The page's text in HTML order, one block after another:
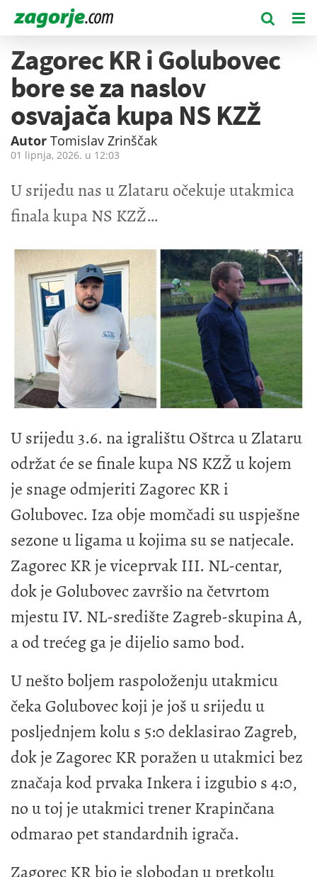
Zagorec KR i Golubovec
bore se za naslov
osvajača kupa NS KZŽ
Autor Tomislav Zrinščak
01 lipnja, 2026. u 12:03
U srijedu nas u Zlataru očekuje utakmica
finala kupa NS KZŽ
U srijedu 3.6. na igralištu Oštrca u Zlataru
održat će se finale kupa NS KZŽ u kojem
je snage odmjeriti Zagorec KR i
Golubovec. Iza obje momčadi su uspješne
sezone u ligama u kojima su se natjecale.
Zagorec KR je viceprvak III. NL-centar,
dok je Golubovec završio na četvrtom
mjestu IV. NL-središte Zagreb-skupina A,
a od trećeg ga je dijelio samo bod.
U nešto boljem raspoloženju utakmicu
čeka Golubovec koji je još u srijedu u
posljednjem kolu s 5:0 deklasirao Zagreb,
dok je Zagorec KR poražen u utakmici bez
značaja kod prvaka Inkera i izgubio s 4:0,
no u toj je utakmici trener Krapinčana
odmarao pet standardnih igrača.
Zagorec KR bio je slobodan u pretkolu